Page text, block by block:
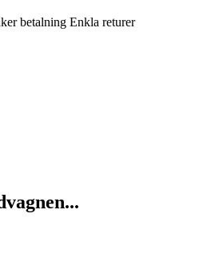
betalning Enkla returer